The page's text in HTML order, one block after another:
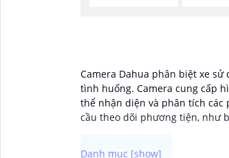
Camera Dahua phân biệt xe
tình huống. Camera cung cấp
thể nhận diện và phân tích các
cầu theo dõi phương tiện, như